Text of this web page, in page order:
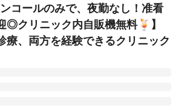
コールのみで、夜勤なし！准看
◎クリニック内自販機無料🍹】
療、両方を経験できるクリニック